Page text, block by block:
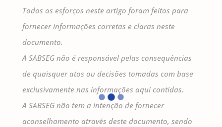
Todos os esforços neste artigo foram feitos para
fornecer informações corretas e claras neste
documento.
A SABSEG não é responsável pelas consequências
de quaisquer atos ou decisões tomadas com base
exclusivamente nas informações aqui contidas.
A SABSEG não tem a intenção de fornecer
aconselhamento através deste documento, sendo